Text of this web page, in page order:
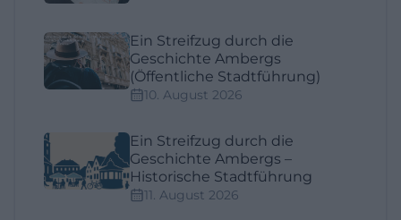
Ein Streifzug durch die
Geschichte Ambergs
(Öffentliche Stadtführung)
10. August 2026
Ein Streifzug durch die
Geschichte Ambergs –
Historische Stadtführung
11. August 2026